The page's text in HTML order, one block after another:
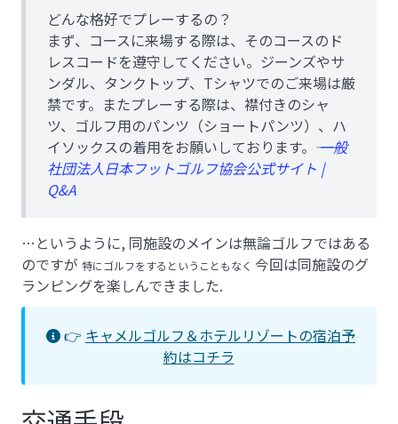
どんな格好でプレーするの？
まず、コースに来場する際は、そのコースのド
レスコードを遵守してください。ジーンズやサ
ンダル、タンクトップ、Tシャツでのご来場は厳
禁です。またプレーする際は、襟付きのシャ
ツ、ゴルフ用のパンツ（ショートパンツ）、ハ
イソックスの着用をお願いしております。――一般
社団法人日本フットゴルフ協会公式サイト |
Q&A
…というように, 同施設のメインは無論ゴルフではある
のですが 特にゴルフをするということもなく 今回は同施設のグ
ランピングを楽しんできました.
👉 キャメルゴルフ＆ホテルリゾートの宿泊予
約はコチラ